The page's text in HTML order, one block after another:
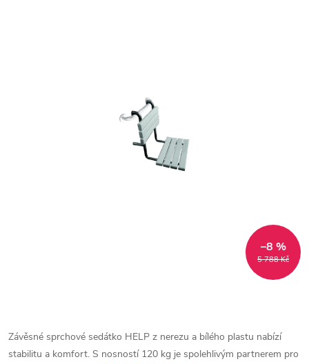
5 788 Kč
–8 %
Závěsné sprchové sedátko HELP z nerezu a bílého plastu nabízí
stabilitu a komfort. S nosností 120 kg je spolehlivým partnerem pro